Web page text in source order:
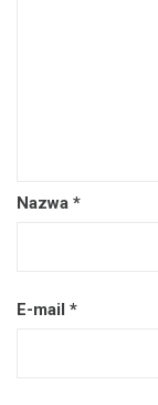
Nazwa *
E-mail *